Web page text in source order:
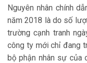
Nguyên nhân chính
năm 2018 là do số
trường cạnh tranh
công ty mới chỉ đang
bộ phận nhân sự của